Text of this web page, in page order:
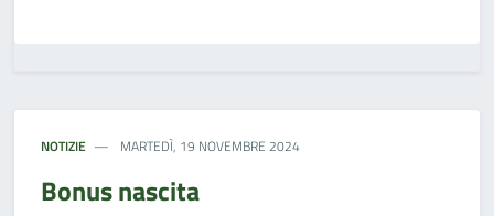
NOTIZIE MARTEDÌ, 19 NOVEMBRE 2024
Bonus nascita